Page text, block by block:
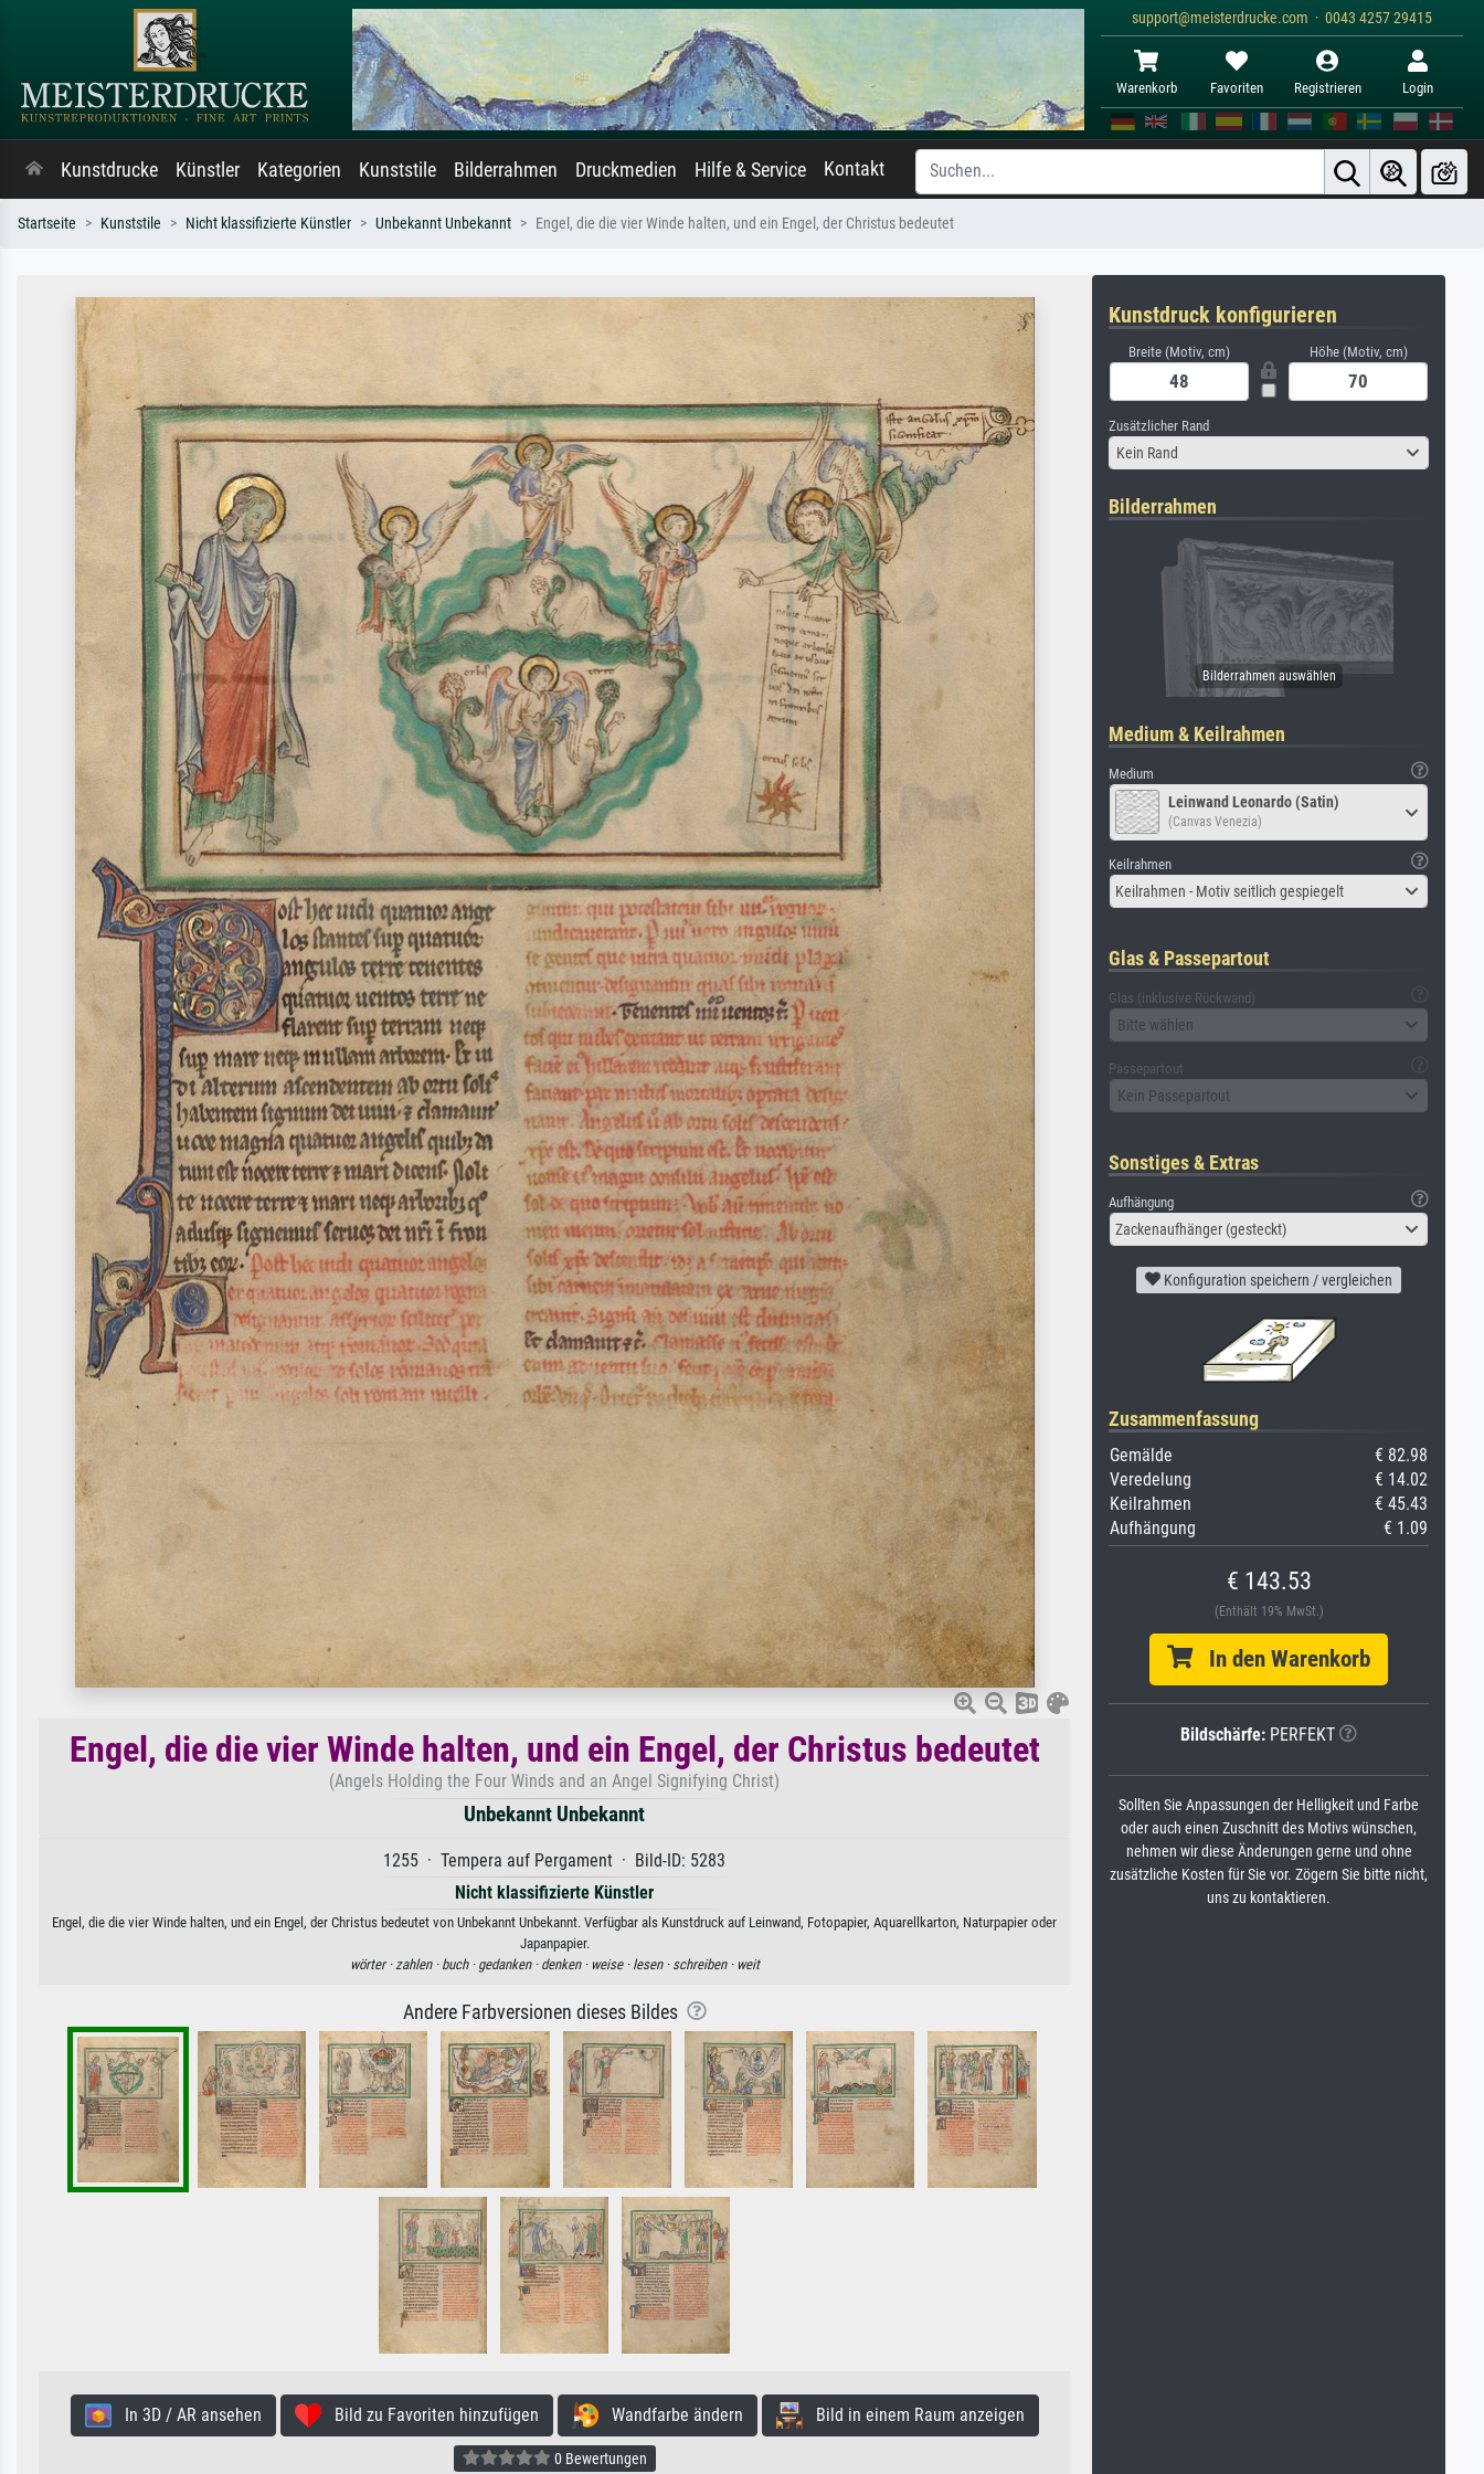
support@meisterdrucke.com · 0043 4257 29415
Warenkorb Favoriten Registrieren Login
Kunstdrucke Künstler Kategorien Kunststile Bilderrahmen Druckmedien Hilfe & Service Kontakt
Startseite Kunststile Nicht klassifizierte Künstler Unbekannt Unbekannt Engel, die die vier Winde halten, und ein Engel, der Christus bedeutet
Engel, die die vier Winde halten, und ein Engel, der Christus bedeutet
(Angels Holding the Four Winds and an Angel Signifying Christ)
Unbekannt Unbekannt
1255 · Tempera auf Pergament · Bild-ID: 5283
Nicht klassifizierte Künstler
Engel, die die vier Winde halten, und ein Engel, der Christus bedeutet von Unbekannt Unbekannt. Verfügbar als Kunstdruck auf Leinwand, Fotopapier, Aquarellkarton, Naturpapier oder
Japanpapier.
wörter · zahlen · buch · gedanken · denken · weise · lesen · schreiben · weit
Andere Farbversionen dieses Bildes
In 3D / AR ansehen Bild zu Favoriten hinzufügen Wandfarbe ändern Bild in einem Raum anzeigen
0 Bewertungen
Kunstdruck konfigurieren
Breite (Motiv, cm) Höhe (Motiv, cm)
Zusätzlicher Rand
Kein Rand
Bilderrahmen
Medium & Keilrahmen
Medium
Leinwand Leonardo (Satin)
(Canvas Venezia)
Keilrahmen
Keilrahmen - Motiv seitlich gespiegelt
Glas & Passepartout
Glas (inklusive Rückwand)
Bitte wählen
Passepartout
Kein Passepartout
Sonstiges & Extras
Aufhängung
Zackenaufhänger (gesteckt)
Konfiguration speichern / vergleichen
Zusammenfassung
Gemälde
€ 82.98
Veredelung
€ 14.02
Keilrahmen
€ 45.43
Aufhängung
€ 1.09
€ 143.53
(Enthält 19% MwSt.)
In den Warenkorb
Bildschärfe: PERFEKT
Sollten Sie Anpassungen der Helligkeit und Farbe
oder auch einen Zuschnitt des Motivs wünschen,
nehmen wir diese Änderungen gerne und ohne
zusätzliche Kosten für Sie vor. Zögern Sie bitte nicht,
uns zu kontaktieren.